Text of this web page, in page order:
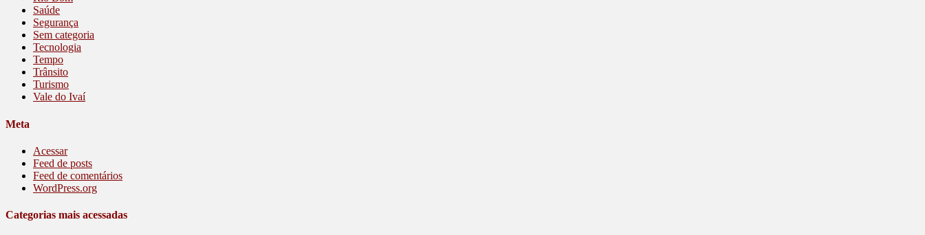
Saúde
Segurança
Sem categoria
Tecnologia
Tempo
Trânsito
Turismo
Vale do Ivaí
Meta
Acessar
Feed de posts
Feed de comentários
WordPress.org
Categorias mais acessadas